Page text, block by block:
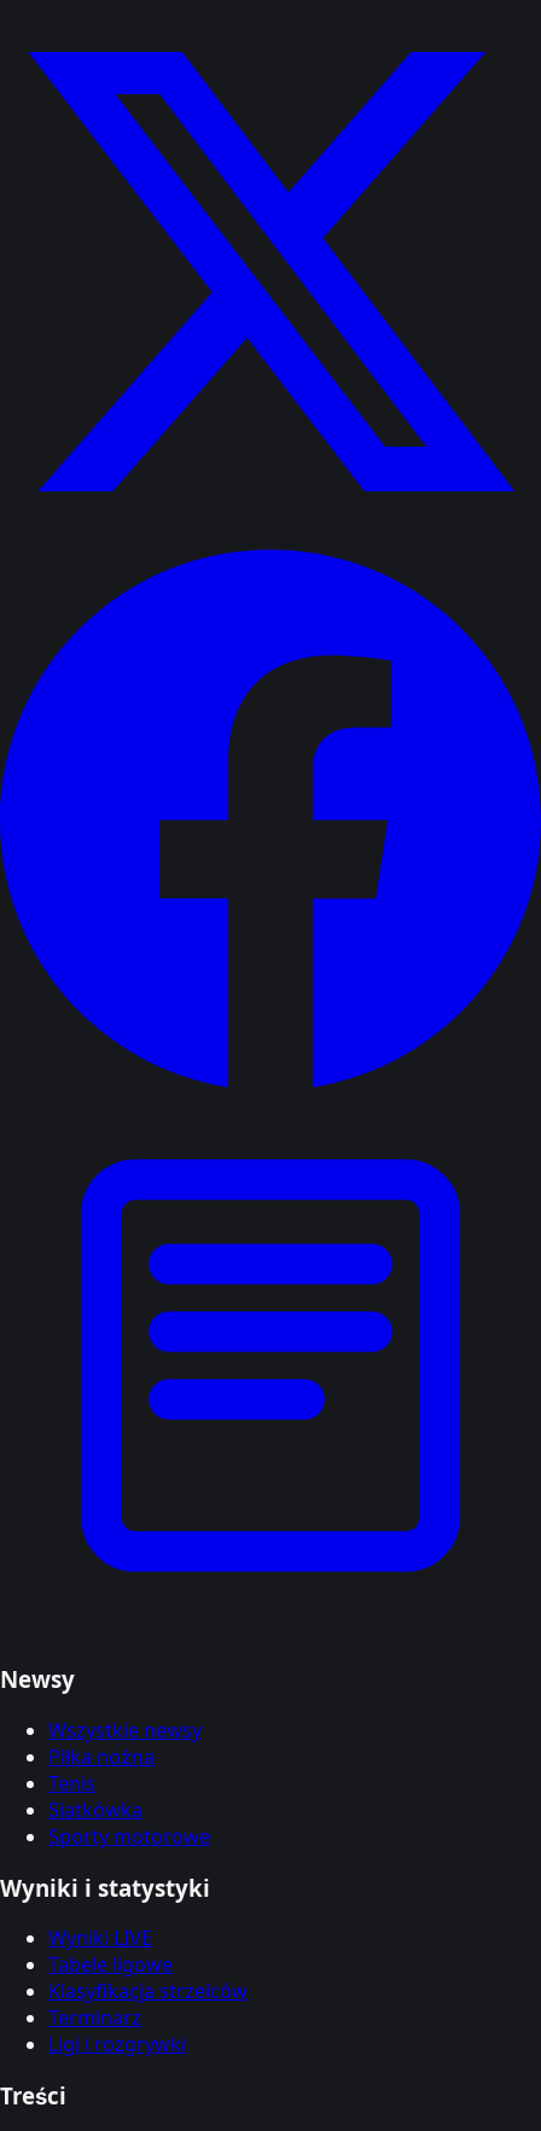
Newsy
Wszystkie newsy
Piłka nożna
Tenis
Siatkówka
Sporty motorowe
Wyniki i statystyki
Wyniki LIVE
Tabele ligowe
Klasyfikacja strzelców
Terminarz
Ligi i rozgrywki
Treści